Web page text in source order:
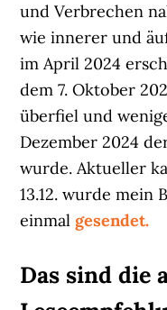
und Verbrechen
wie innerer und
im April 2024
dem 7. Oktober
überfiel und
Dezember 2024
wurde. Aktueller
13.12. wurde mein
einmal gesendet.
Das sind die